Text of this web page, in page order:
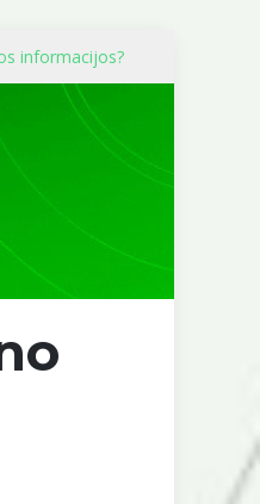
informacijos?